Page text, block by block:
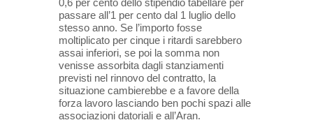
0,6 per cento dello stipendio tabellare per
passare all’1 per cento dal 1 luglio dello
stesso anno. Se l’importo fosse
moltiplicato per cinque i ritardi sarebbero
assai inferiori, se poi la somma non
venisse assorbita dagli stanziamenti
previsti nel rinnovo del contratto, la
situazione cambierebbe e a favore della
forza lavoro lasciando ben pochi spazi alle
associazioni datoriali e all’Aran.